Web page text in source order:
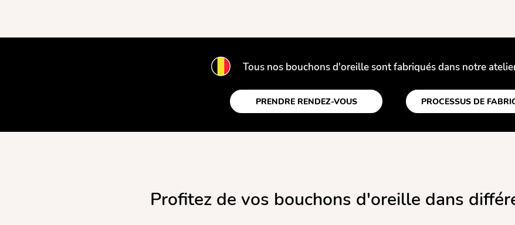
Tous nos bouchons d'oreille sont fabriqués dans notre
PRENDRE RENDEZ-VOUS PROCESSUS DE
Profitez de vos bouchons d'oreille dans